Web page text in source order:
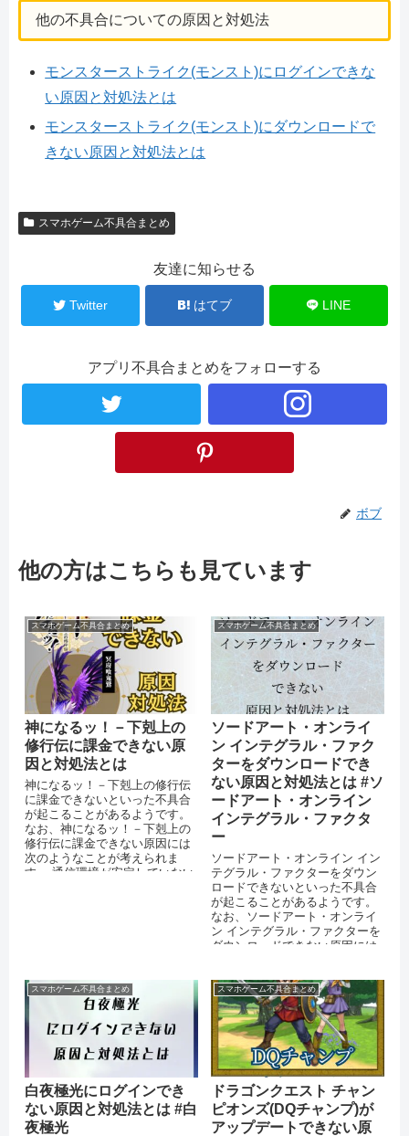
他の不具合についての原因と対処法
モンスターストライク(モンスト)にログインできな
い原因と対処法とは
モンスターストライク(モンスト)にダウンロードで
きない原因と対処法とは
スマホゲーム不具合まとめ
友達に知らせる
Twitter はてブ LINE
アプリ不具合まとめをフォローする
ボブ
他の方はこちらも見ています
スマホゲーム不具合まとめ
神になるッ！－下剋上の
修行伝に課金できない原
因と対処法とは
神になるッ！－下剋上の修行伝
に課金できないといった不具合
が起こることがあるようです。
なお、神になるッ！－下剋上の
修行伝に課金できない原因には
次のようなことが考えられま
す。 通信環境が安定していない
スマホゲーム不具合まとめ
ソードアート・オンライ
ン インテグラル・ファク
ターをダウンロードでき
ない原因と対処法とは #ソ
ードアート・オンライン
インテグラル・ファクタ
ー
ソードアート・オンライン イン
テグラル・ファクターをダウン
ロードできないといった不具合
が起こることがあるようです。
なお、ソードアート・オンライ
ン インテグラル・ファクターを
ダウンロードできない原因には
スマホゲーム不具合まとめ
白夜極光にログインでき
ない原因と対処法とは #白
夜極光
スマホゲーム不具合まとめ
ドラゴンクエスト チャン
ピオンズ(DQチャンプ)が
アップデートできない原